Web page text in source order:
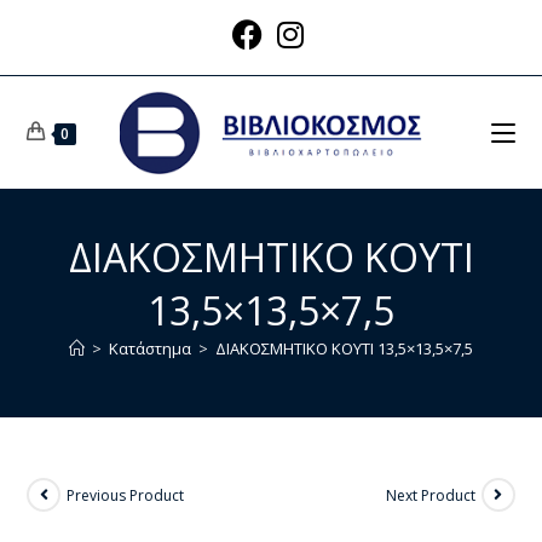
0
ΔΙΑΚΟΣΜΗΤΙΚΟ ΚΟΥΤΙ
13,5×13,5×7,5
> Κατάστημα > ΔΙΑΚΟΣΜΗΤΙΚΟ ΚΟΥΤΙ 13,5×13,5×7,5
Previous Product Next Product